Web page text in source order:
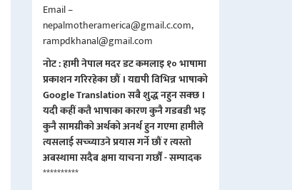
Email –
nepalmotheramerica@gmail.c.com,
rampdkhanal@gmail.com
नोट : हामी नेपाल मदर डट कमलाइ १० भाषामा
प्रकाशन गरिरहेका छौं । यद्यपी विभिन्न भाषाको
Google Translation सबै शुद्ध नहुन सक्छ ।
यदी कहीं कतै भाषाका कारण कुनै गडबडी भइ
कुनै सामग्रीको अर्थको अनर्थ हुन गएमा हामीले
त्यसलाई सच्च्याउने प्रयास गर्ने छौं र त्यस्तो
अबस्थामा सदैब क्षमा याचना गर्छौं - सम्पादक
**********